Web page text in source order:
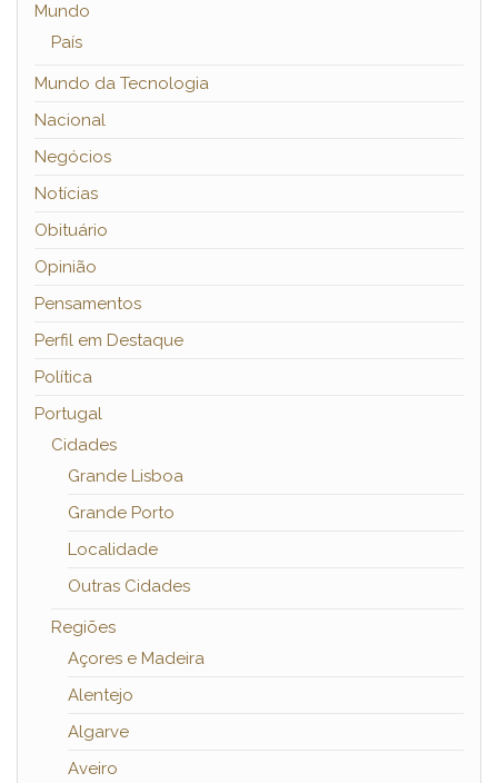
Mundo
País
Mundo da Tecnologia
Nacional
Negócios
Notícias
Obituário
Opinião
Pensamentos
Perfil em Destaque
Política
Portugal
Cidades
Grande Lisboa
Grande Porto
Localidade
Outras Cidades
Regiões
Açores e Madeira
Alentejo
Algarve
Aveiro